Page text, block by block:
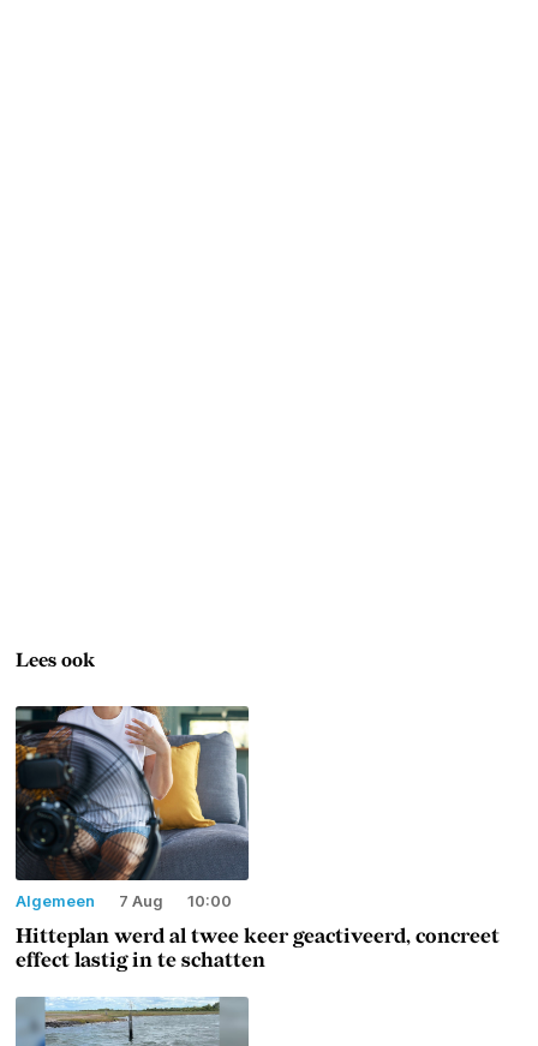
Lees ook
Algemeen 7 Aug 10:00
Hitteplan werd al twee keer geactiveerd, concreet
effect lastig in te schatten